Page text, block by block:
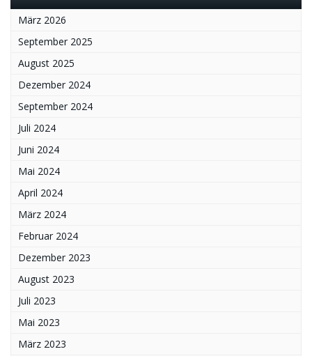
März 2026
September 2025
August 2025
Dezember 2024
September 2024
Juli 2024
Juni 2024
Mai 2024
April 2024
März 2024
Februar 2024
Dezember 2023
August 2023
Juli 2023
Mai 2023
März 2023